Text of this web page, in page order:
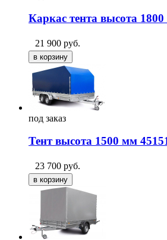
Каркас тента высота
21 900 руб.
под заказ
Тент высота 1500 мм
23 700 руб.